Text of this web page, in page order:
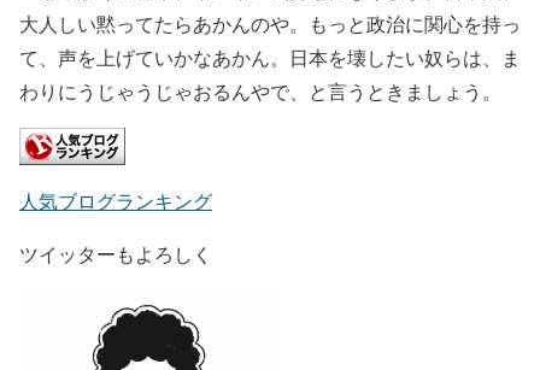
大人しい黙ってたらあかんのや。もっと政治に関心を持っ
て、声を上げていかなあかん。日本を壊したい奴らは、ま
わりにうじゃうじゃおるんやで、と言うときましょう。
人気ブログランキング
ツイッターもよろしく